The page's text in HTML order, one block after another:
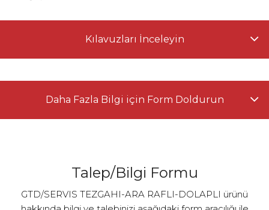
Kılavuzları İnceleyin
Daha Fazla Bilgi için Form Doldurun
Talep/Bilgi Formu
GTD/SERVIS TEZGAHI-ARA RAFLI-DOLAPLI ürünü